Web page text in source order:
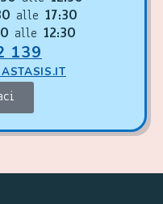
alle
17:30
alle 12:30
139